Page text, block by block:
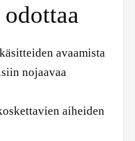
avaamista
nojaavaa
aiheiden